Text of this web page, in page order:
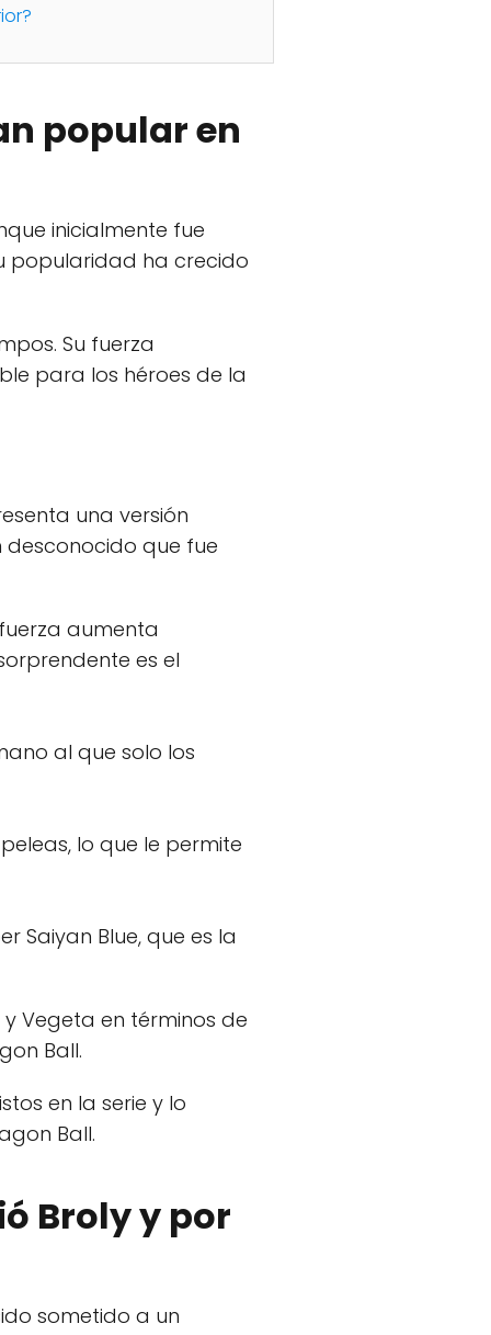
popular en
inicialmente fue
popularidad ha crecido
Su fuerza
para los héroes de la
una versión
desconocido que fue
aumenta
es el
al que solo los
lo que le permite
Saiyan Blue, que es la
Vegeta en términos de
Ball.
en la serie y lo
Ball.
Broly y por
sometido a un